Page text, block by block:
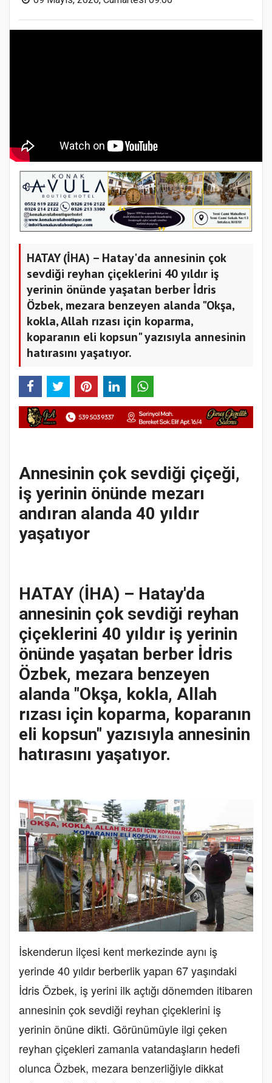
HATAY (İHA) – Hatay'da annesinin çok
sevdiği reyhan çiçeklerini 40 yıldır iş
yerinin önünde yaşatan berber İdris
Özbek, mezara benzeyen alanda "Okşa,
kokla, Allah rızası için koparma,
koparanın eli kopsun" yazısıyla annesinin
hatırasını yaşatıyor.
Annesinin çok sevdiği çiçeği,
iş yerinin önünde mezarı
andıran alanda 40 yıldır
yaşatıyor
HATAY (İHA) – Hatay'da
annesinin çok sevdiği reyhan
çiçeklerini 40 yıldır iş yerinin
önünde yaşatan berber İdris
Özbek, mezara benzeyen
alanda "Okşa, kokla, Allah
rızası için koparma, koparanın
eli kopsun" yazısıyla annesinin
hatırasını yaşatıyor.
İskenderun ilçesi kent merkezinde aynı iş
yerinde 40 yıldır berberlik yapan 67 yaşındaki
İdris Özbek, iş yerini ilk açtığı dönemden itibaren
annesinin çok sevdiği reyhan çiçeklerini iş
yerinin önüne dikti. Görünümüyle ilgi çeken
reyhan çiçekleri zamanla vatandaşların hedefi
olunca Özbek, mezara benzerliğiyle dikkat